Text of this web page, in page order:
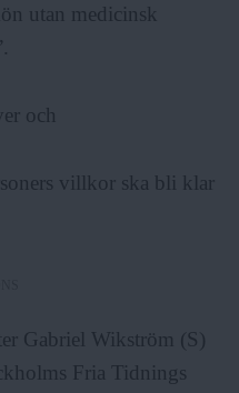
utan medicinsk
och
villkor ska bli klar
Gabriel Wikström (S)
Fria Tidnings